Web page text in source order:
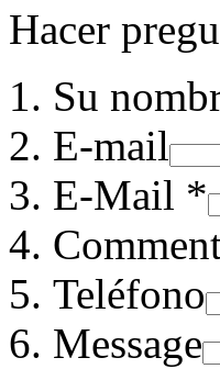
Hacer
Su
E-mail
E-Mail *
Teléfono
Message